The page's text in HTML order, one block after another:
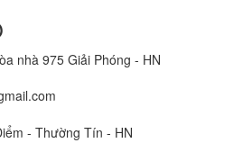
nhà 975 Giải Phóng - HN
- Thường Tín - HN